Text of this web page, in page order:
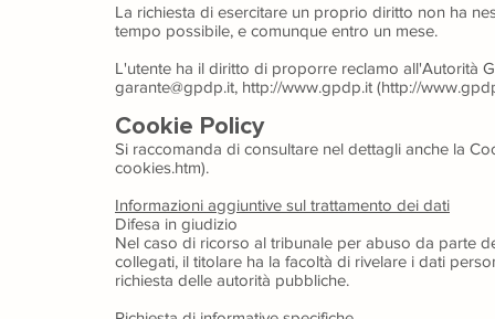
La richiesta di esercitare un proprio diritto non ha
tempo possibile, e comunque entro un mese.
L'utente ha il diritto di proporre reclamo all'Autorità
garante@gpdp.it, http://www.gpdp.it (http://
Cookie Policy
Si raccomanda di consultare nel dettagli anche la
cookies.htm).
Informazioni aggiuntive sul trattamento dei dati
Difesa in giudizio
Nel caso di ricorso al tribunale per abuso da parte
collegati, il titolare ha la facoltà di rivelare i dati
richiesta delle autorità pubbliche.